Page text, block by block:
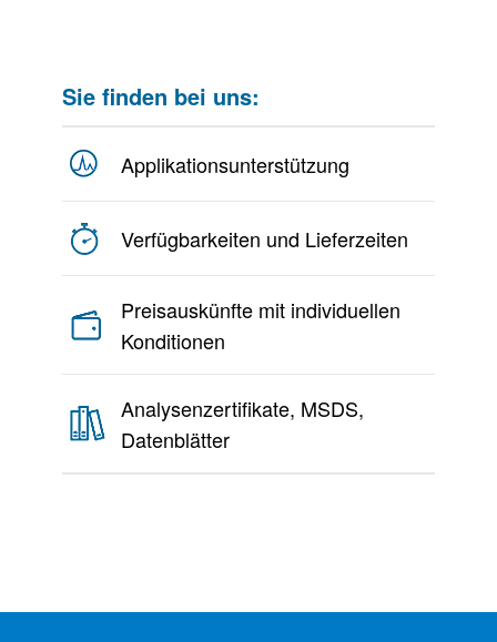
Sie finden bei uns:
Applikationsunterstützung
Verfügbarkeiten und Lieferzeiten
Preisauskünfte mit individuellen
Konditionen
Analysenzertifikate, MSDS,
Datenblätter